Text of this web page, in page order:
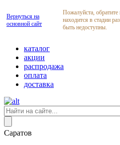
Вернуться на
основной сайт
Пожалуйста, обратите
находится в стадии
быть недоступны.
каталог
акции
распродажа
оплата
доставка
Саратов